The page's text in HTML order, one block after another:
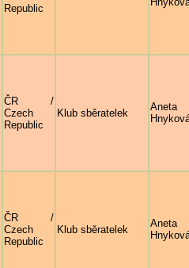
Republic
ČR /
Czech
Republic
Klub sběratelek
Aneta
ČR /
Czech
Republic
Klub sběratelek
Aneta